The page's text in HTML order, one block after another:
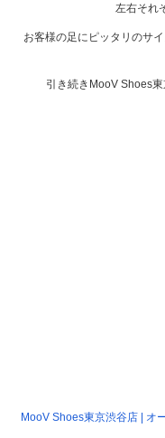
左右それ
お客様の足にピッタリのサ
引き続きMooV Shoes
MooV Shoes東京渋谷店 | オ